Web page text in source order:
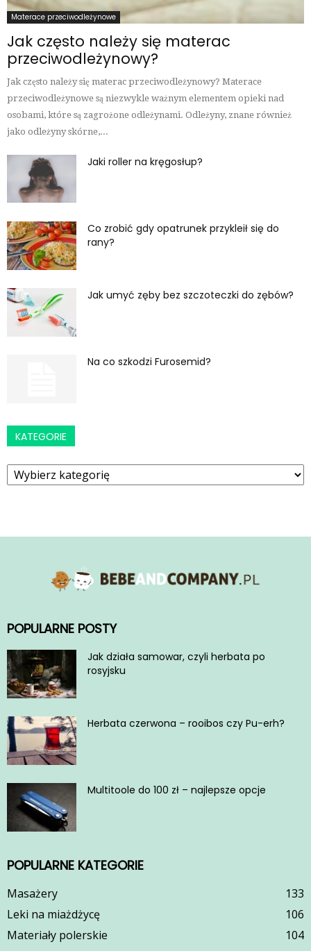
Materace przeciwodleżynowe
Jak często należy się materac
przeciwodleżynowy?
Jak często należy się materac przeciwodleżynowy? Materace
przeciwodleżynowe są niezwykle ważnym elementem opieki nad
osobami, które są zagrożone odleżynami. Odleżyny, znane również
jako odleżyny skórne,...
Jaki roller na kręgosłup?
Co zrobić gdy opatrunek przykleił się do
rany?
Jak umyć zęby bez szczoteczki do zębów?
Na co szkodzi Furosemid?
KATEGORIE
Kategorie
POPULARNE POSTY
Jak działa samowar, czyli herbata po
rosyjsku
Herbata czerwona – rooibos czy Pu-erh?
Multitoole do 100 zł – najlepsze opcje
POPULARNE KATEGORIE
Masażery
133
Leki na miażdżycę
106
Materiały polerskie
104